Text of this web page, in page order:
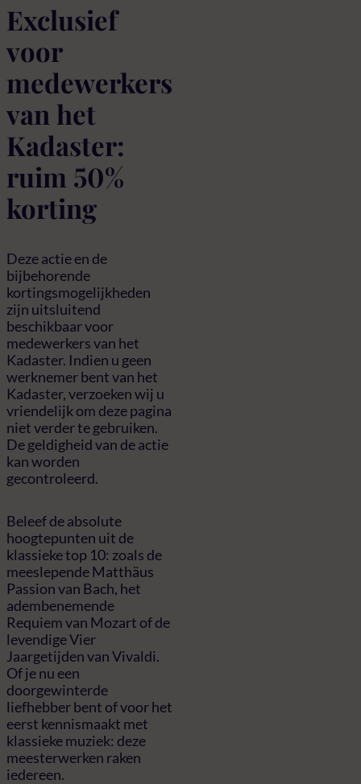
Exclusief
voor
medewerkers
van het
Kadaster:
ruim 50%
korting
Deze actie en de
bijbehorende
kortingsmogelijkheden
zijn uitsluitend
beschikbaar voor
medewerkers van het
Kadaster. Indien u geen
werknemer bent van het
Kadaster, verzoeken wij u
vriendelijk om deze pagina
niet verder te gebruiken.
De geldigheid van de actie
kan worden
gecontroleerd.
Beleef de absolute
hoogtepunten uit de
klassieke top 10: zoals de
meeslepende Matthäus
Passion van Bach, het
adembenemende
Requiem van Mozart of de
levendige Vier
Jaargetijden van Vivaldi.
Of je nu een
doorgewinterde
liefhebber bent of voor het
eerst kennismaakt met
klassieke muziek: deze
meesterwerken raken
iedereen.